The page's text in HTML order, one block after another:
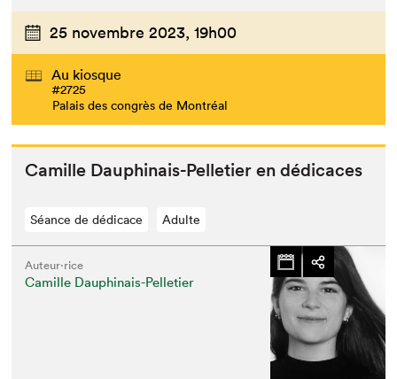
25 novembre 2023, 19h00
Au kiosque
#2725
Palais des congrès de Montréal
Camille Dauphi­nais-Pel­leti­er en dédicaces
Séance de dédicace Adulte
Auteur·rice
Camille Dauphinais-Pelletier